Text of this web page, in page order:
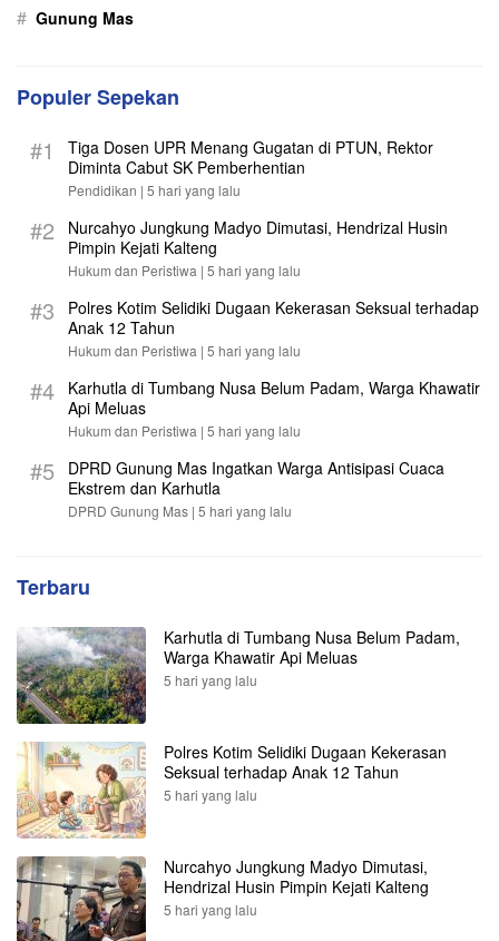
# Gunung Mas
Populer Sepekan
#1
Tiga Dosen UPR Menang Gugatan di PTUN, Rektor
Diminta Cabut SK Pemberhentian
Pendidikan | 5 hari yang lalu
#2
Nurcahyo Jungkung Madyo Dimutasi, Hendrizal Husin
Pimpin Kejati Kalteng
Hukum dan Peristiwa | 5 hari yang lalu
#3
Polres Kotim Selidiki Dugaan Kekerasan Seksual terhadap
Anak 12 Tahun
Hukum dan Peristiwa | 5 hari yang lalu
#4
Karhutla di Tumbang Nusa Belum Padam, Warga Khawatir
Api Meluas
Hukum dan Peristiwa | 5 hari yang lalu
#5
DPRD Gunung Mas Ingatkan Warga Antisipasi Cuaca
Ekstrem dan Karhutla
DPRD Gunung Mas | 5 hari yang lalu
Terbaru
Karhutla di Tumbang Nusa Belum Padam,
Warga Khawatir Api Meluas
5 hari yang lalu
Polres Kotim Selidiki Dugaan Kekerasan
Seksual terhadap Anak 12 Tahun
5 hari yang lalu
Nurcahyo Jungkung Madyo Dimutasi,
Hendrizal Husin Pimpin Kejati Kalteng
5 hari yang lalu